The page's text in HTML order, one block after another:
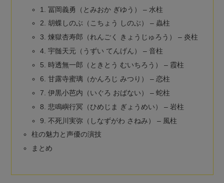
1. 冨岡義勇（とみおか ぎゆう） – 水柱
2. 胡蝶しのぶ（こちょう しのぶ） – 蟲柱
3. 煉獄杏寿郎（れんごく きょうじゅろう） – 炎柱
4. 宇髄天元（うずい てんげん） – 音柱
5. 時透無一郎（ときとう むいちろう） – 霞柱
6. 甘露寺蜜璃（かんろじ みつり） – 恋柱
7. 伊黒小芭内（いぐろ おばない） – 蛇柱
8. 悲鳴嶼行冥（ひめじま ぎょうめい） – 岩柱
9. 不死川実弥（しなずがわ さねみ） – 風柱
柱の魅力と声優の演技
まとめ